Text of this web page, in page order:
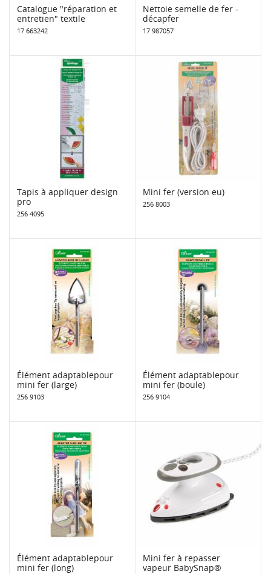
Catalogue "réparation et
entretien" textile
17 663242
Nettoie semelle de fer -
décapfer
17 987057
Tapis à appliquer design
pro
256 4095
Mini fer (version eu)
256 8003
Élément adaptablepour
mini fer (large)
256 9103
Élément adaptablepour
mini fer (boule)
256 9104
Élément adaptablepour
mini fer (long)
Mini fer à repasser
vapeur BabySnap®